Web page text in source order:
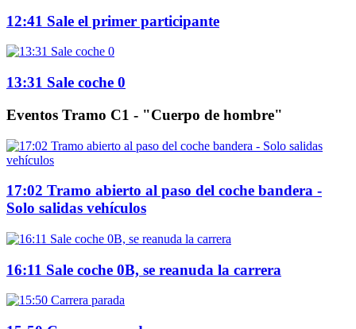
12:41 Sale el primer participante
13:31 Sale coche 0
Eventos Tramo C1 - "Cuerpo de hombre"
17:02 Tramo abierto al paso del coche bandera -
Solo salidas vehículos
16:11 Sale coche 0B, se reanuda la carrera